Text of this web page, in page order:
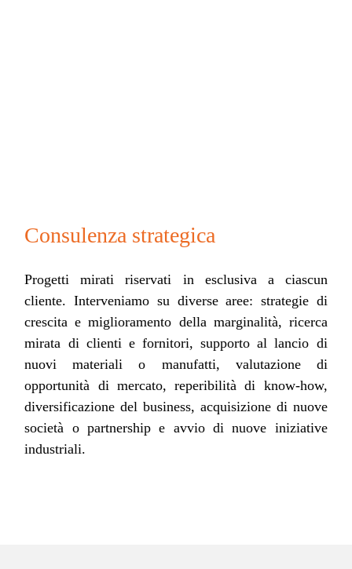
Consulenza strategica
Progetti mirati riservati in esclusiva a ciascun
cliente. Interveniamo su diverse aree: strategie di
crescita e miglioramento della marginalità, ricerca
mirata di clienti e fornitori, supporto al lancio di
nuovi materiali o manufatti, valutazione di
opportunità di mercato, reperibilità di know‑how,
diversificazione del business, acquisizione di nuove
società o partnership e avvio di nuove iniziative
industriali.